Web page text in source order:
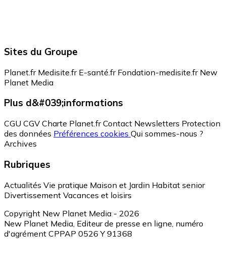
Sites du Groupe
Planet.fr Medisite.fr E-santé.fr Fondation-medisite.fr New
Planet Media
Plus d&#039;informations
CGU CGV Charte Planet.fr Contact Newsletters Protection
des données Préférences cookies Qui sommes-nous ?
Archives
Rubriques
Actualités Vie pratique Maison et Jardin Habitat senior
Divertissement Vacances et loisirs
Copyright New Planet Media - 2026
New Planet Media, Editeur de presse en ligne, numéro
d'agrément CPPAP 0526 Y 91368